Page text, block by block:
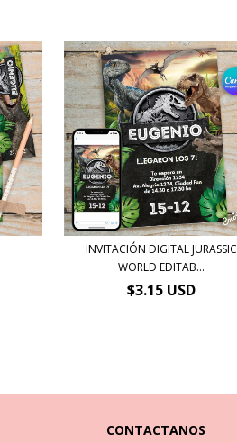
INVITACIÓN DIGITAL JURASSIC
WORLD EDITAB...
$3.15 USD
CONTACTANOS